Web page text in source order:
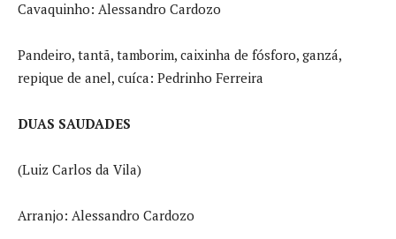
Cavaquinho: Alessandro Cardozo
Pandeiro, tantã, tamborim, caixinha de fósforo, ganzá,
repique de anel, cuíca: Pedrinho Ferreira
DUAS SAUDADES
(Luiz Carlos da Vila)
Arranjo: Alessandro Cardozo